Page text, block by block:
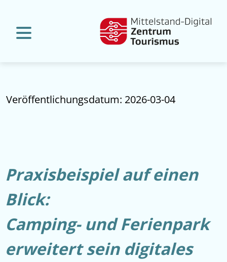
Veröffentlichungsdatum: 2026-03-04
Praxisbeispiel auf einen
Blick:
Camping- und Ferienpark
erweitert sein digitales